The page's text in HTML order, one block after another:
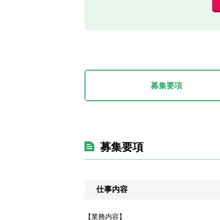
募集要項
募集要項
仕事内容
【業務内容】